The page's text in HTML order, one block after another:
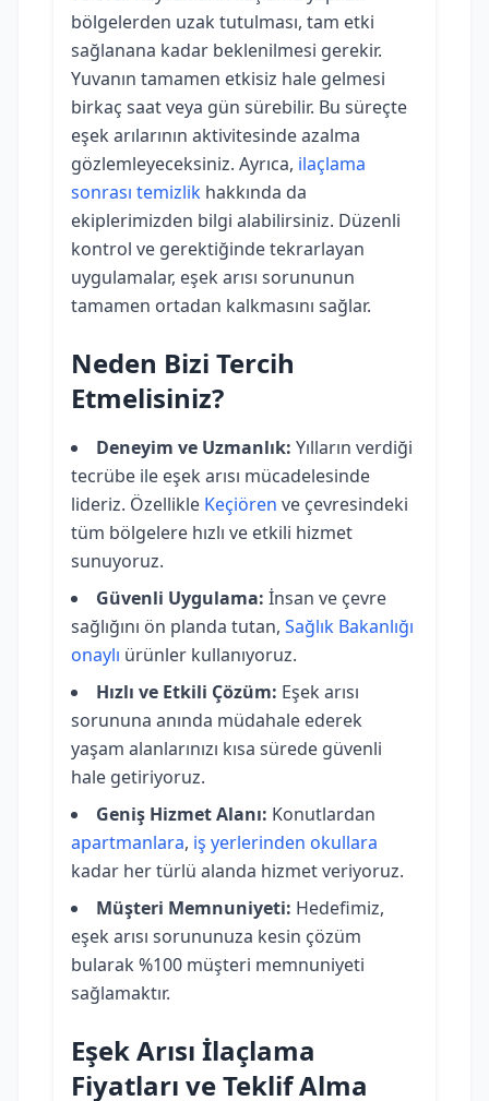
bölgelerden uzak tutulması, tam etki
sağlanana kadar beklenilmesi gerekir.
Yuvanın tamamen etkisiz hale gelmesi
birkaç saat veya gün sürebilir. Bu süreçte
eşek arılarının aktivitesinde azalma
gözlemleyeceksiniz. Ayrıca, ilaçlama
sonrası temizlik hakkında da
ekiplerimizden bilgi alabilirsiniz. Düzenli
kontrol ve gerektiğinde tekrarlayan
uygulamalar, eşek arısı sorununun
tamamen ortadan kalkmasını sağlar.
Neden Bizi Tercih
Etmelisiniz?
Deneyim ve Uzmanlık: Yılların verdiği
tecrübe ile eşek arısı mücadelesinde
lideriz. Özellikle Keçiören ve çevresindeki
tüm bölgelere hızlı ve etkili hizmet
sunuyoruz.
Güvenli Uygulama: İnsan ve çevre
sağlığını ön planda tutan, Sağlık Bakanlığı
onaylı ürünler kullanıyoruz.
Hızlı ve Etkili Çözüm: Eşek arısı
sorununa anında müdahale ederek
yaşam alanlarınızı kısa sürede güvenli
hale getiriyoruz.
Geniş Hizmet Alanı: Konutlardan
apartmanlara, iş yerlerinden okullara
kadar her türlü alanda hizmet veriyoruz.
Müşteri Memnuniyeti: Hedefimiz,
eşek arısı sorununuza kesin çözüm
bularak %100 müşteri memnuniyeti
sağlamaktır.
Eşek Arısı İlaçlama
Fiyatları ve Teklif Alma